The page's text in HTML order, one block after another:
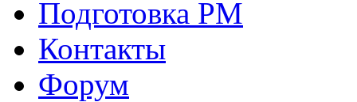
Подготовка PM
Контакты
Форум